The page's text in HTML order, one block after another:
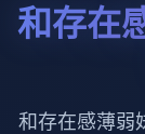
和存在
和存在感薄弱